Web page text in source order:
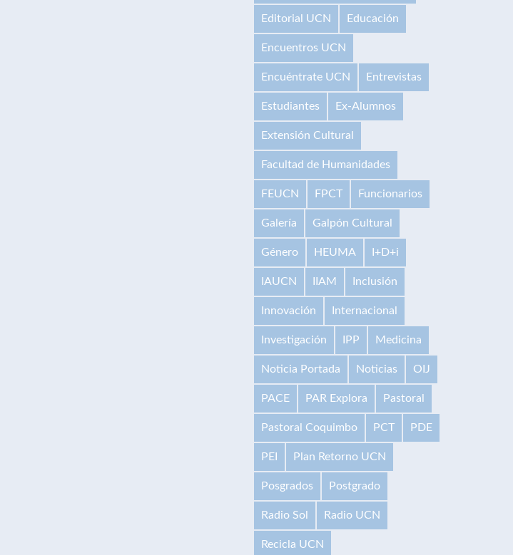
Editorial UCN Educación
Encuentros UCN
Encuéntrate UCN Entrevistas
Estudiantes Ex-Alumnos
Extensión Cultural
Facultad de Humanidades
FEUCN FPCT Funcionarios
Galería Galpón Cultural
Género HEUMA I+D+i
IAUCN IIAM Inclusión
Innovación Internacional
Investigación IPP Medicina
Noticia Portada Noticias OIJ
PACE PAR Explora Pastoral
Pastoral Coquimbo PCT PDE
PEI Plan Retorno UCN
Posgrados Postgrado
Radio Sol Radio UCN
Recicla UCN